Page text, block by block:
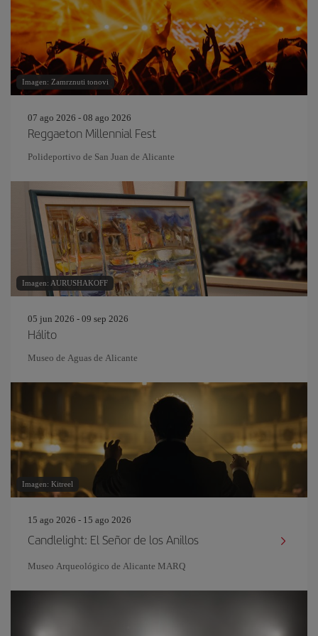
Imagen: Zamrznuti tonovi
07 ago 2026 - 08 ago 2026
Reggaeton Millennial Fest
Polideportivo de San Juan de Alicante
Imagen: AURUSHAKOFF
05 jun 2026 - 09 sep 2026
Hálito
Museo de Aguas de Alicante
Imagen: Kitreel
15 ago 2026 - 15 ago 2026
Candlelight: El Señor de los Anillos
Museo Arqueológico de Alicante MARQ